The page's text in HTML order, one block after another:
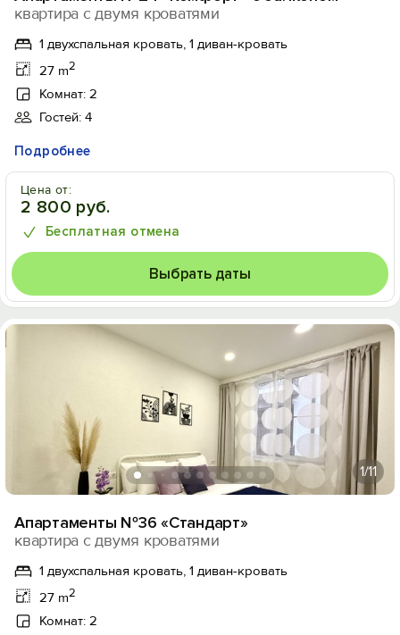
квартира с двумя кроватями
1 двухспальная кровать, 1 диван-кровать
27 m2
Комнат: 2
Гостей: 4
Подробнее
Цена от:
2 800 руб.
Бесплатная отмена
Выбрать даты
1/11
Апартаменты №36 «Стандарт»
квартира с двумя кроватями
1 двухспальная кровать, 1 диван-кровать
27 m2
Комнат: 2